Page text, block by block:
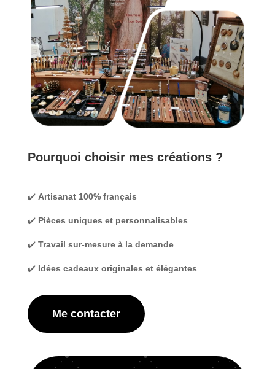
Pourquoi choisir mes créations ?
✔️ Artisanat 100% français
✔️ Pièces uniques et personnalisables
✔️ Travail sur-mesure à la demande
✔️ Idées cadeaux originales et élégantes
Me contacter